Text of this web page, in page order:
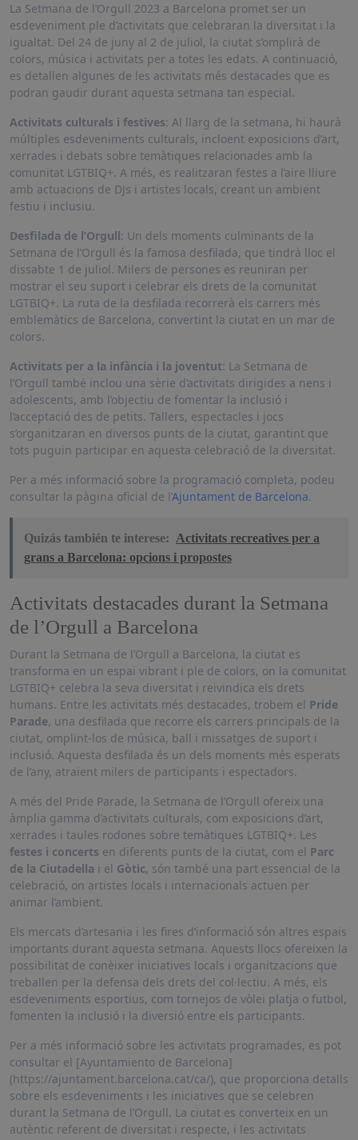
La Setmana de l’Orgull 2023 a Barcelona promet ser un
esdeveniment ple d’activitats que celebraran la diversitat i la
igualtat. Del 24 de juny al 2 de juliol, la ciutat s’omplirà de
colors, música i activitats per a totes les edats. A continuació,
es detallen algunes de les activitats més destacades que es
podran gaudir durant aquesta setmana tan especial.
Activitats culturals i festives: Al llarg de la setmana, hi haurà
múltiples esdeveniments culturals, incloent exposicions d’art,
xerrades i debats sobre temàtiques relacionades amb la
comunitat LGTBIQ+. A més, es realitzaran festes a l’aire lliure
amb actuacions de DJs i artistes locals, creant un ambient
festiu i inclusiu.
Desfilada de l’Orgull: Un dels moments culminants de la
Setmana de l’Orgull és la famosa desfilada, que tindrà lloc el
dissabte 1 de juliol. Milers de persones es reuniran per
mostrar el seu suport i celebrar els drets de la comunitat
LGTBIQ+. La ruta de la desfilada recorrerà els carrers més
emblemàtics de Barcelona, convertint la ciutat en un mar de
colors.
Activitats per a la infància i la joventut: La Setmana de
l’Orgull també inclou una sèrie d’activitats dirigides a nens i
adolescents, amb l’objectiu de fomentar la inclusió i
l’acceptació des de petits. Tallers, espectacles i jocs
s’organitzaran en diversos punts de la ciutat, garantint que
tots puguin participar en aquesta celebració de la diversitat.
Per a més informació sobre la programació completa, podeu
consultar la pàgina oficial de l’Ajuntament de Barcelona.
Quizás también te interese: Activitats recreatives per a
grans a Barcelona: opcions i propostes
Activitats destacades durant la Setmana
de l’Orgull a Barcelona
Durant la Setmana de l’Orgull a Barcelona, la ciutat es
transforma en un espai vibrant i ple de colors, on la comunitat
LGTBIQ+ celebra la seva diversitat i reivindica els drets
humans. Entre les activitats més destacades, trobem el Pride
Parade, una desfilada que recorre els carrers principals de la
ciutat, omplint-los de música, ball i missatges de suport i
inclusió. Aquesta desfilada és un dels moments més esperats
de l’any, atraient milers de participants i espectadors.
A més del Pride Parade, la Setmana de l’Orgull ofereix una
àmplia gamma d’activitats culturals, com exposicions d’art,
xerrades i taules rodones sobre temàtiques LGTBIQ+. Les
festes i concerts en diferents punts de la ciutat, com el Parc
de la Ciutadella i el Gòtic, són també una part essencial de la
celebració, on artistes locals i internacionals actuen per
animar l’ambient.
Els mercats d’artesania i les fires d’informació són altres espais
importants durant aquesta setmana. Aquests llocs ofereixen la
possibilitat de conèixer iniciatives locals i organitzacions que
treballen per la defensa dels drets del col·lectiu. A més, els
esdeveniments esportius, com tornejos de vòlei platja o futbol,
fomenten la inclusió i la diversió entre els participants.
Per a més informació sobre les activitats programades, es pot
consultar el [Ayuntamiento de Barcelona]
(https://ajuntament.barcelona.cat/ca/), que proporciona detalls
sobre els esdeveniments i les iniciatives que se celebren
durant la Setmana de l’Orgull. La ciutat es converteix en un
autèntic referent de diversitat i respecte, i les activitats